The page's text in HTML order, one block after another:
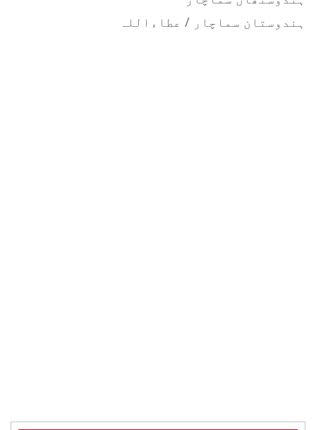
ہندوستان سماچار / عطاءاللہ